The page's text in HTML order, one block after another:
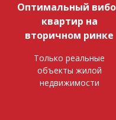
Оптимальный
квартир на
вторичном ринке
Только реальные
объекты жилой
недвижимости